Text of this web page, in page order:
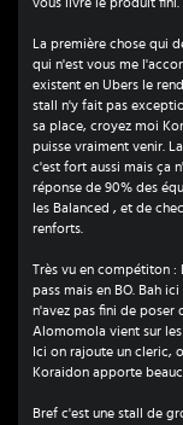
La première chose qui
qui n'est vous me
existent en Ubers le
stall n'y fait pas
sa place, croyez moi
puisse vraiment venir.
c'est fort aussi mais ça
réponse de 90% des
les Balanced , et de
renforts.
Très vu en compétiton
pass mais en BO. Bah
n'avez pas fini de poser
Alomomola vient sur
Ici on rajoute un cleric,
Koraidon apporte
Bref c'est une stall de